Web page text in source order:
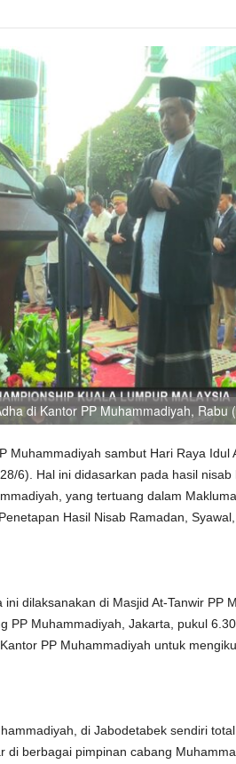
di Kantor PP Muhammadiyah, Rabu
Muhammadiyah sambut Hari Raya Idul
6). Hal ini didasarkan pada hasil nisab
yang tertuang dalam
Hasil Nisab Ramadan,
ini dilaksanakan di Masjid At-Tanwir PP
PP Muhammadiyah, Jakarta, pukul
PP Muhammadiyah untuk
di Jabodetabek sendiri
di berbagai pimpinan cabang